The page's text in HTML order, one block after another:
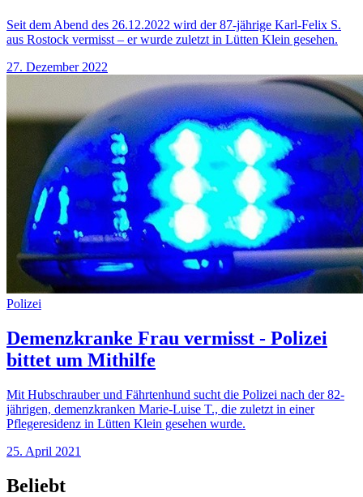
Seit dem Abend des 26.12.2022 wird der 87-jährige Karl-Felix S.
aus Rostock vermisst – er wurde zuletzt in Lütten Klein gesehen.
27. Dezember 2022
Polizei
Demenzkranke Frau vermisst - Polizei
bittet um Mithilfe
Mit Hubschrauber und Fährtenhund sucht die Polizei nach der 82-
jährigen, demenzkranken Marie-Luise T., die zuletzt in einer
Pflegeresidenz in Lütten Klein gesehen wurde.
25. April 2021
Beliebt